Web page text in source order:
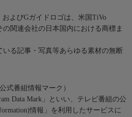
よびGガイドロゴは、米国TiVo
の関連会社の日本国内における商標ま
いる記事・写真等あらゆる素材の無断
式番組情報マーク）
Data Mark」といい、テレビ番組の公
情報」を利用したサービスに